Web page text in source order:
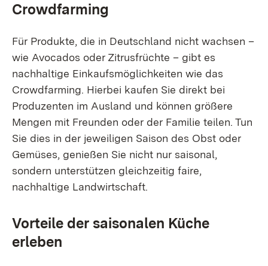
Crowdfarming
Für Produkte, die in Deutschland nicht wachsen –
wie Avocados oder Zitrusfrüchte – gibt es
nachhaltige Einkaufsmöglichkeiten wie das
Crowdfarming. Hierbei kaufen Sie direkt bei
Produzenten im Ausland und können größere
Mengen mit Freunden oder der Familie teilen. Tun
Sie dies in der jeweiligen Saison des Obst oder
Gemüses, genießen Sie nicht nur saisonal,
sondern unterstützen gleichzeitig faire,
nachhaltige Landwirtschaft.
Vorteile der saisonalen Küche
erleben